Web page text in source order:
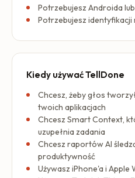
Potrzebujesz Androida
Potrzebujesz
Kiedy używać TellDone
Chcesz, żeby głos
twoich aplikacjach
Chcesz Smart Context,
uzupełnia zadania
Chcesz raportów AI
produktywność
Używasz iPhone'a i Apple